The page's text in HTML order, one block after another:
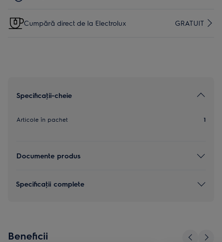
Cumpără direct de la Electrolux GRATUIT
Specificaţii-cheie
Articole în pachet 1
Documente produs
Specificaţii complete
Beneficii